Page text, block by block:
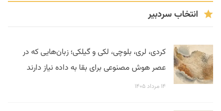
انتخاب سردبیر
کردی، لری، بلوچی، لکی و گیلکی؛ زبان‌هایی که در
عصر هوش مصنوعی برای بقا به داده نیاز دارند
۱۴ مرداد ۱۴۰۵